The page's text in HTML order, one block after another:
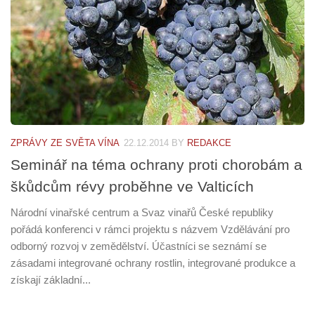
ZPRÁVY ZE SVĚTA VÍNA 22.12.2014 BY REDAKCE
Seminář na téma ochrany proti chorobám a
škůdcům révy proběhne ve Valticích
Národní vinařské centrum a Svaz vinařů České republiky
pořádá konferenci v rámci projektu s názvem Vzdělávání pro
odborný rozvoj v zemědělství. Účastníci se seznámí se
zásadami integrované ochrany rostlin, integrované produkce a
získají základní...